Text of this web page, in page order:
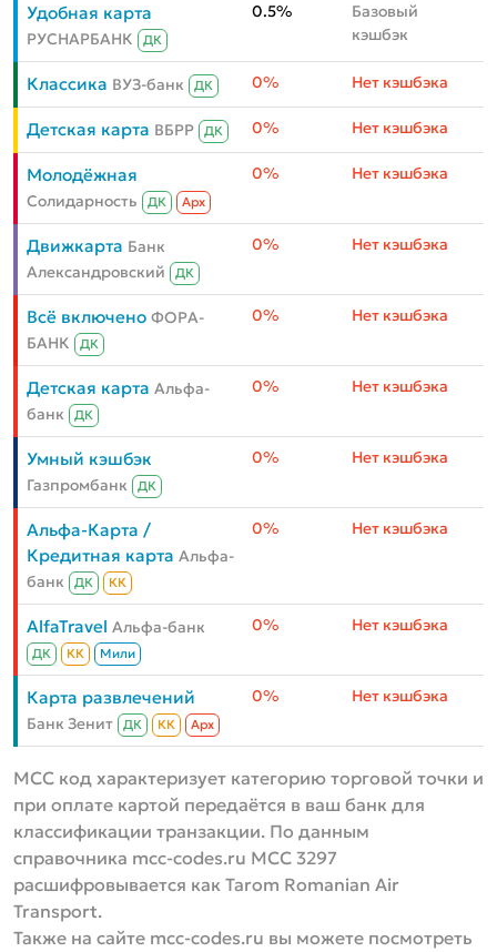
Удобная карта
РУСНАРБАНК ДК
0.5%
Базовый
кэшбэк
Классика ВУЗ-банк ДК 0% Нет кэшбэка
Детская карта ВБРР ДК 0% Нет кэшбэка
Молодёжная
Солидарность ДК Aрх
0% Нет кэшбэка
Движкарта Банк
Александровский
ДК
0% Нет кэшбэка
Всё включено ФОРА-
БАНК
ДК
0% Нет кэшбэка
Детская карта Альфа-
банк
ДК
0% Нет кэшбэка
Умный кэшбэк
Газпромбанк ДК
0% Нет кэшбэка
Альфа-Карта /
Кредитная карта Альфа-
банк
ДК КК
0% Нет кэшбэка
AlfaTravel Альфа-банк
ДК КК Мили
0% Нет кэшбэка
Карта развлечений
Банк Зенит ДК КК Aрх
0% Нет кэшбэка
MCC код характеризует категорию торговой точки и
при оплате картой передаётся в ваш банк для
классификации транзакции. По данным
справочника mcc-codes.ru MCC 3297
расшифровывается как Tarom Romanian Air
Transport.
Также на сайте mcc-codes.ru вы можете посмотреть